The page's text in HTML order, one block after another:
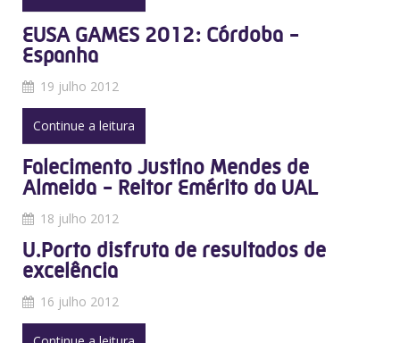
EUSA GAMES 2012: Córdoba -
Espanha
19 julho 2012
Continue a leitura
Falecimento Justino Mendes de
Almeida - Reitor Emérito da UAL
18 julho 2012
U.Porto disfruta de resultados de
excelência
16 julho 2012